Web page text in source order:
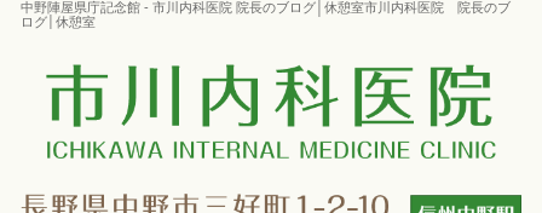
中野陣屋県庁記念館 - 市川内科医院 院長のブログ│休憩室市川内科医院 院長のブ
ログ│休憩室